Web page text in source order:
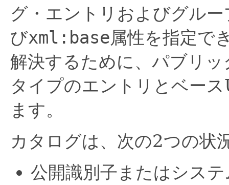
グ・エントリおよびグル
びxml:base属性を指定で
解決するために、パブリ
タイプのエントリとベー
ます。
カタログは、次の2つの状
公開識別子またはシス